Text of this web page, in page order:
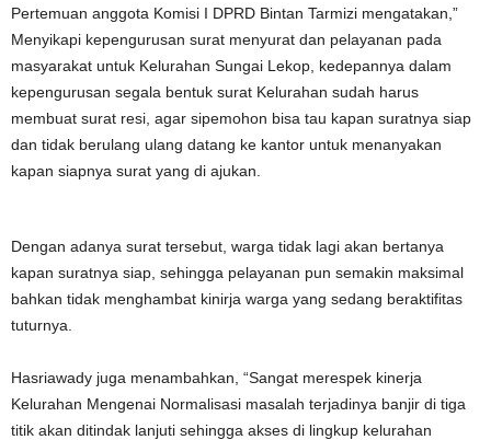
Pertemuan anggota Komisi I DPRD Bintan Tarmizi mengatakan,”
Menyikapi kepengurusan surat menyurat dan pelayanan pada
masyarakat untuk Kelurahan Sungai Lekop, kedepannya dalam
kepengurusan segala bentuk surat Kelurahan sudah harus
membuat surat resi, agar sipemohon bisa tau kapan suratnya siap
dan tidak berulang ulang datang ke kantor untuk menanyakan
kapan siapnya surat yang di ajukan.
Dengan adanya surat tersebut, warga tidak lagi akan bertanya
kapan suratnya siap, sehingga pelayanan pun semakin maksimal
bahkan tidak menghambat kinirja warga yang sedang beraktifitas
tuturnya.
Hasriawady juga menambahkan, “Sangat merespek kinerja
Kelurahan Mengenai Normalisasi masalah terjadinya banjir di tiga
titik akan ditindak lanjuti sehingga akses di lingkup kelurahan